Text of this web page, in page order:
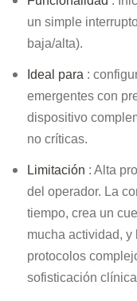
un simple
baja/alta).
Ideal para :
emergentes con
dispositivo
no críticas.
Limitación : Alta
del operador. La
tiempo, crea un
mucha actividad,
protocolos
sofisticación